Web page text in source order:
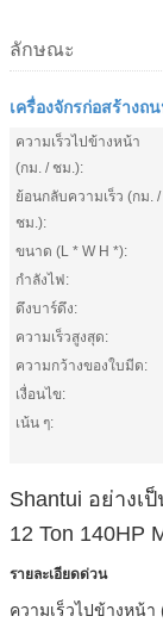
ลักษณะ
เครื่องจักรก่อสร้างถ
ความเร็วไปข้างหน้า
(กม. / ชม.):
ย้อนกลับความเร็ว (กม. /
ชม.):
ขนาด (L * W H *):
กำลังไฟ:
ดึงบาร์ดึง:
ความเร็วสูงสุด:
ความกว้างของใบมีด:
เงื่อนไข:
เน้น ๆ:
Shantui อย่างเ
12 Ton 140HP
รายละเอียดด่วน
ความเร็วไปข้างหน้า